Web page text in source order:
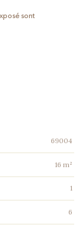
sont
69004
16 m²
1
6